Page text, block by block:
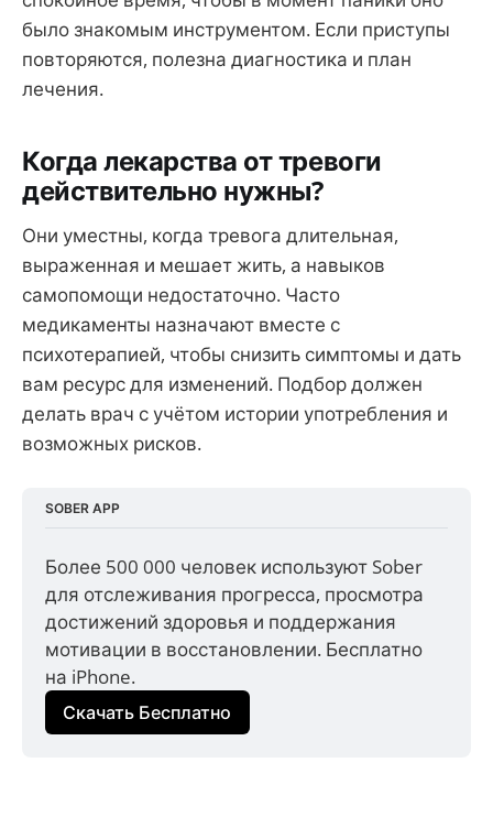
было знакомым инструментом. Если приступы
повторяются, полезна диагностика и план
лечения.
Когда лекарства от тревоги
действительно нужны?
Они уместны, когда тревога длительная,
выраженная и мешает жить, а навыков
самопомощи недостаточно. Часто
медикаменты назначают вместе с
психотерапией, чтобы снизить симптомы и дать
вам ресурс для изменений. Подбор должен
делать врач с учётом истории употребления и
возможных рисков.
SOBER APP
Более 500 000 человек используют Sober
для отслеживания прогресса, просмотра
достижений здоровья и поддержания
мотивации в восстановлении. Бесплатно
на iPhone.
Скачать Бесплатно